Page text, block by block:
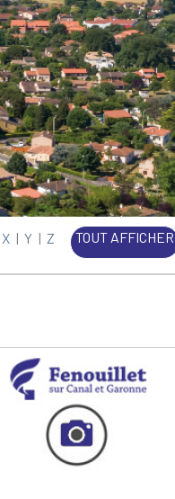
X | Y | Z TOUT AFFICHER